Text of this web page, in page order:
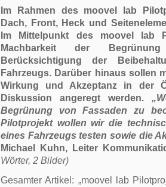
Im Rahmen des moovel lab
Dach, Front, Heck und
Im Mittelpunkt des moovel lab
Machbarkeit der
Berücksichtigung der
Fahrzeugs. Darüber hinaus sollen
Wirkung und Akzeptanz in der
Diskussion angeregt werden.
Begrünung von Fassaden zu
Pilotprojekt wollen wir die
eines Fahrzeugs testen sowie die
Michael Kuhn, Leiter
Wörter, 2 Bilder)
Gesamter Artikel:
moovel lab